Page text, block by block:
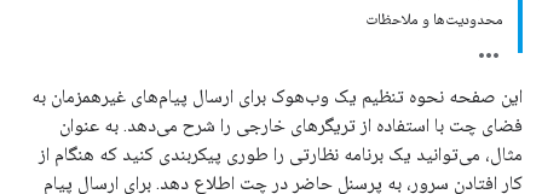
محدودیت‌ها و ملاحظات
این صفحه نحوه تنظیم یک وب‌هوک برای ارسال پیام‌های غیرهمزمان به
فضای چت با استفاده از تریگرهای خارجی را شرح می‌دهد. به عنوان
مثال، می‌توانید یک برنامه نظارتی را طوری پیکربندی کنید که هنگام از
کار افتادن سرور، به پرسنل حاضر در چت اطلاع دهد. برای ارسال پیام